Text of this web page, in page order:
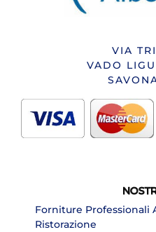
VIA
VADO
Forniture Professionali
Ristorazione